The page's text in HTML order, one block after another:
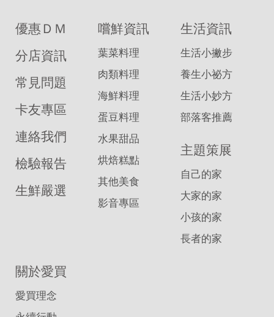
優惠ＤＭ
分店資訊
常見問題
卡友專區
連絡我們
檢驗報告
生鮮嚴選
嚐鮮資訊
葉菜料理
肉類料理
海鮮料理
蛋豆料理
水果甜品
烘焙糕點
其他美食
影音專區
生活資訊
生活小撇步
養生小祕方
生活小妙方
部落客推薦
主題策展
自己的家
大家的家
小孩的家
長者的家
關於愛買
愛買理念